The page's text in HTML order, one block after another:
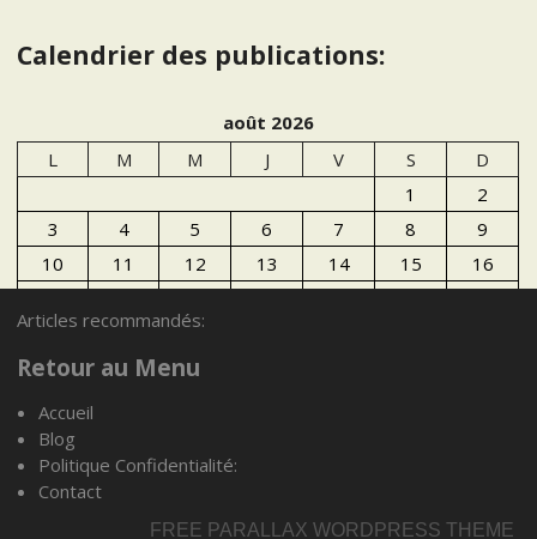
Calendrier des publications:
août 2026
L
M M J V S
D
1
2
3
4 5 6 7 8
9
10
11 12 13 14 15
16
24
25 26
31
Articles recommandés:
Articles recommandés:
Retour au Menu
Accueil
Blog
Politique Confidentialité:
Contact
FREE PARALLAX WORDPRESS THEME